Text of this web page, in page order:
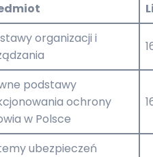
organizacji i
podstawy
ochrony
w Polsce
ubezpieczeń